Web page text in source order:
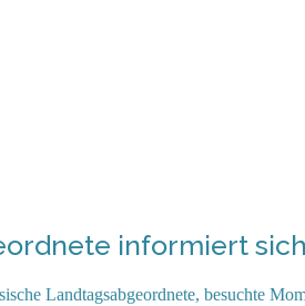
informiert
Landtagsabgeordnete, besuchte